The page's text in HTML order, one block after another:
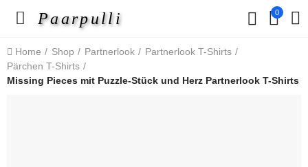
Paarpulli 0
Home Shop Partnerlook
Partnerlook T-Shirts
Pärchen T-Shirts
Missing Pieces mit Puzzle-Stück und Herz Partnerlook T-Shirts